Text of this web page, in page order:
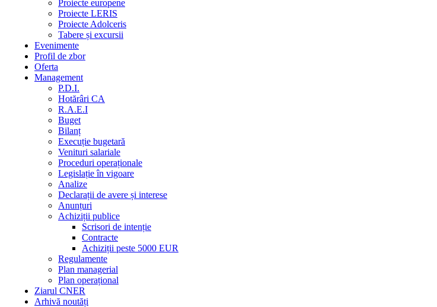
Proiecte europene
Proiecte LERIS
Proiecte Adolceris
Tabere și excursii
Evenimente
Profil de zbor
Oferta
Management
P.D.I.
Hotărâri CA
R.A.E.I
Buget
Bilanț
Execuție bugetară
Venituri salariale
Proceduri operaționale
Legislație în vigoare
Analize
Declarații de avere și interese
Anunțuri
Achiziții publice
Scrisori de intenție
Contracte
Achiziții peste 5000 EUR
Regulamente
Plan managerial
Plan operațional
Ziarul CNER
Arhivă noutăți